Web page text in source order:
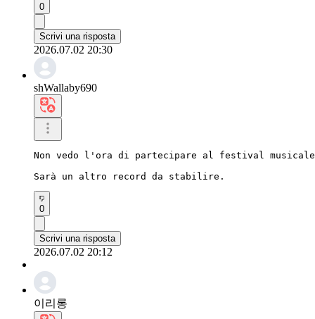
0
Scrivi una risposta
2026.07.02 20:30
shWallaby690
Non vedo l'ora di partecipare al festival
Sarà un altro record da stabilire.
0
Scrivi una risposta
2026.07.02 20:12
이리롱